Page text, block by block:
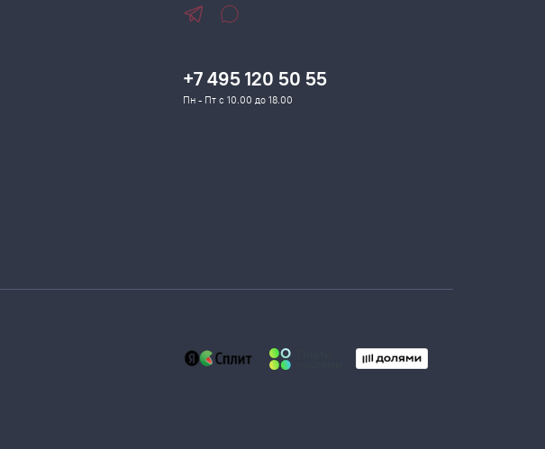
+7 495 120 50 55
Пн - Пт с 10.00 до 18.00